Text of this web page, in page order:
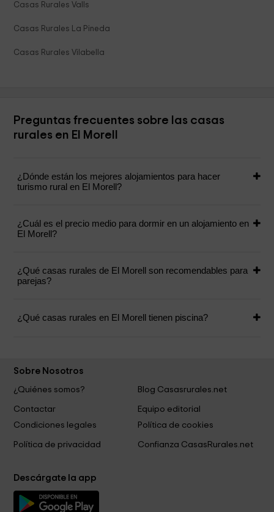
Casas Rurales Valls
Casas Rurales La Pineda
Casas Rurales Vilabella
Preguntas frecuentes sobre las casas
rurales en El Morell
¿Dónde están los mejores alojamientos para hacer
turismo rural en El Morell?
¿Cuál es el precio medio para dormir en un alojamiento en
El Morell?
¿Qué casas rurales de El Morell son recomendables para
parejas?
¿Qué casas rurales en El Morell tienen piscina?
Sobre Nosotros
¿Quiénes somos?
Blog Casasrurales.net
Contactar
Equipo editorial
Condiciones legales
Política de cookies
Política de privacidad Confianza CasasRurales.net
Descárgate la app